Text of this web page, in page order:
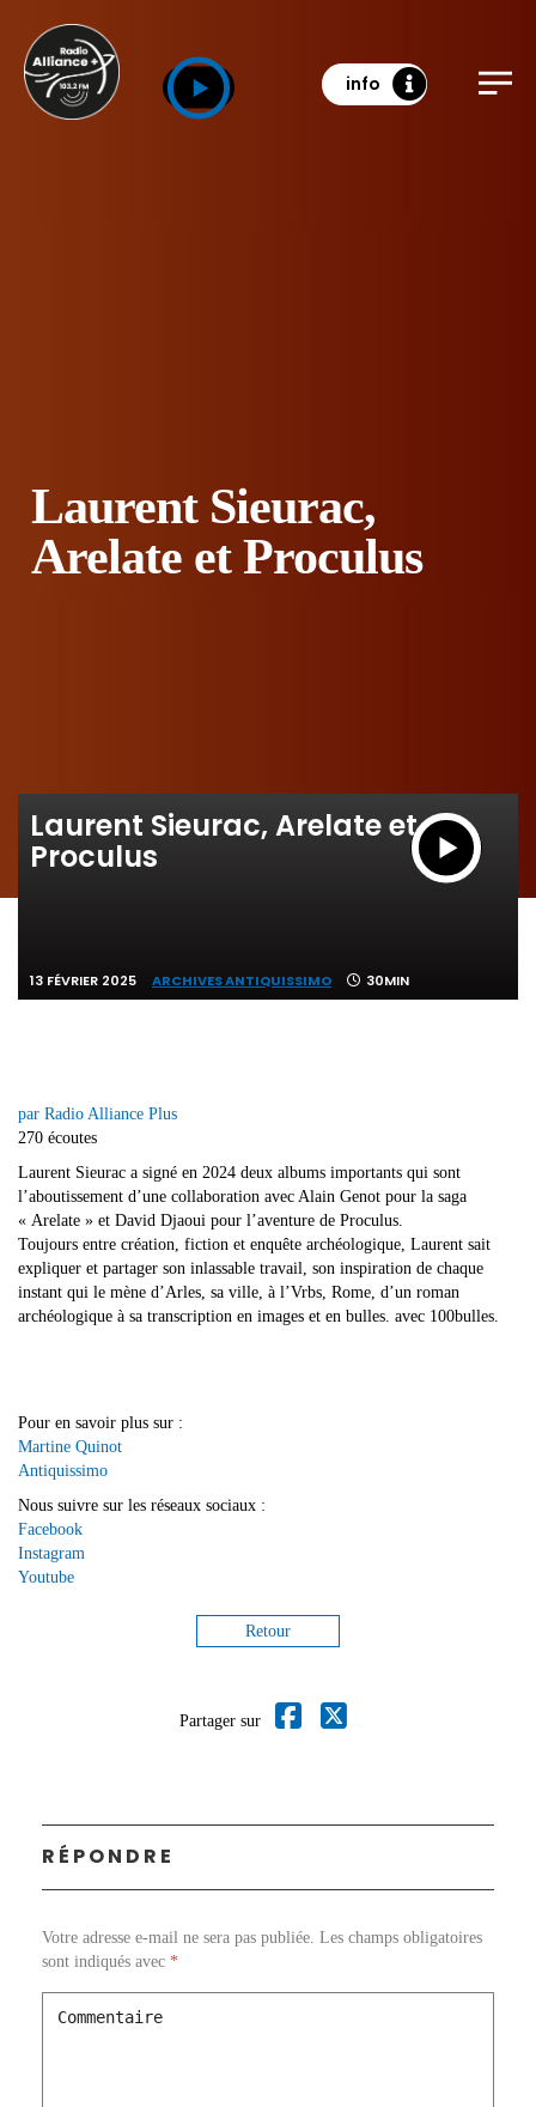
info
Laurent Sieurac,
Arelate et Proculus
Laurent Sieurac, Arelate et
Proculus
13 FÉVRIER 2025 ARCHIVES ANTIQUISSIMO 30MIN
par Radio Alliance Plus
270 écoutes
Laurent Sieurac a signé en 2024 deux albums importants qui sont
l’aboutissement d’une collaboration avec Alain Genot pour la saga
« Arelate » et David Djaoui pour l’aventure de Proculus.
Toujours entre création, fiction et enquête archéologique, Laurent sait
expliquer et partager son inlassable travail, son inspiration de chaque
instant qui le mène d’Arles, sa ville, à l’Vrbs, Rome, d’un roman
archéologique à sa transcription en images et en bulles. avec 100bulles.
Pour en savoir plus sur :
Martine Quinot
Antiquissimo
Nous suivre sur les réseaux sociaux :
Facebook
Instagram
Youtube
Retour
Partager sur
RÉPONDRE
Votre adresse e-mail ne sera pas publiée. Les champs obligatoires
sont indiqués avec *